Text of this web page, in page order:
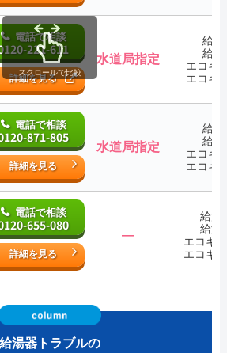
電話で相談
221-611
詳細を見る
水道局指定
給
給
エコキ
エコキ
電話で相談
871-805
詳細を見る
水道局指定
給
給
エコキ
エコキ
電話で相談
655-080
詳細を見る
―
給湯
給湯
エコキ
エコキ
スクロールで比較
給湯器トラブルの